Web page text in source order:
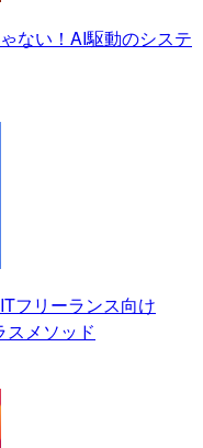
ない！AI駆動のシステ
フリーランス向け
スメソッド